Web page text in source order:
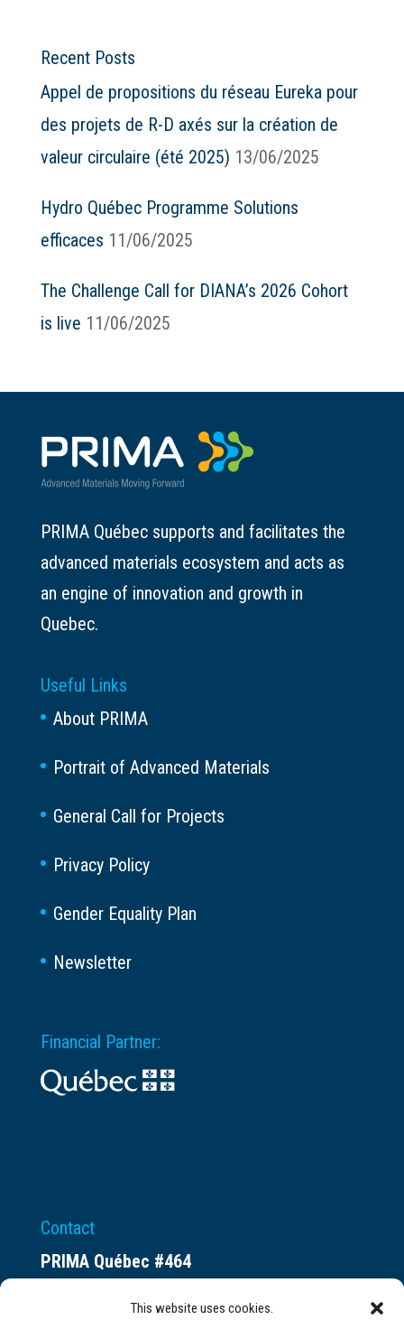
This website uses cookies.
Recent Posts
Appel de propositions du réseau Eureka pour
des projets de R-D axés sur la création de
valeur circulaire (été 2025) 13/06/2025
Hydro Québec Programme Solutions
efficaces 11/06/2025
The Challenge Call for DIANA’s 2026 Cohort
is live 11/06/2025
PRIMA Québec supports and facilitates the
advanced materials ecosystem and acts as
an engine of innovation and growth in
Quebec.
Useful Links
About PRIMA
Portrait of Advanced Materials
General Call for Projects
Privacy Policy
Gender Equality Plan
Newsletter
Financial Partner:
Contact
PRIMA Québec #464